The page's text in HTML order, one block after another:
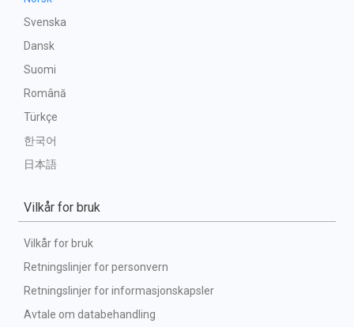
Svenska
Dansk
Suomi
Română
Türkçe
한국어
日本語
Vilkår for bruk
Vilkår for bruk
Retningslinjer for personvern
Retningslinjer for informasjonskapsler
Avtale om databehandling